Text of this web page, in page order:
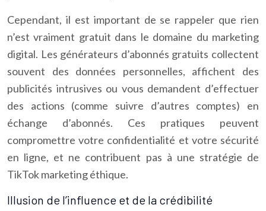
Cependant, il est important de se rappeler que rien
n’est vraiment gratuit dans le domaine du marketing
digital. Les générateurs d’abonnés gratuits collectent
souvent des données personnelles, affichent des
publicités intrusives ou vous demandent d’effectuer
des actions (comme suivre d’autres comptes) en
échange d’abonnés. Ces pratiques peuvent
compromettre votre confidentialité et votre sécurité
en ligne, et ne contribuent pas à une stratégie de
TikTok marketing éthique.
Illusion de l’influence et de la crédibilité